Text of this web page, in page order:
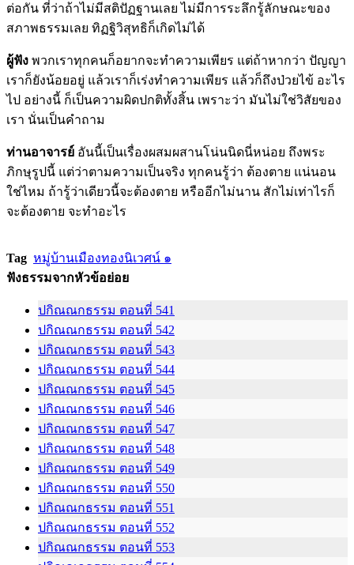
ต่อกัน ที่ว่าถ้าไม่มีสติปัฏฐานเลย ไม่มีการระลึกรู้ลักษณะของ
สภาพธรรมเลย ทิฏฐิวิสุทธิก็เกิดไม่ได้
ผู้ฟัง พวกเราทุกคนก็อยากจะทำความเพียร แต่ถ้าหากว่า ปัญญา
เราก็ยังน้อยอยู่ แล้วเราก็เร่งทำความเพียร แล้วก็ถึงป่วยไข้ อะไร
ไป อย่างนี้ ก็เป็นความผิดปกติทั้งสิ้น เพราะว่า มันไม่ใช่วิสัยของ
เรา นั่นเป็นคำถาม
ท่านอาจารย์ อันนี้เป็นเรื่องผสมผสานโน่นนิดนี่หน่อย ถึงพระ
ภิกษุรูปนี้ แต่ว่าตามความเป็นจริง ทุกคนรู้ว่า ต้องตาย แน่นอน
ใช่ไหม ถ้ารู้ว่าเดียวนี้จะต้องตาย หรืออีกไม่นาน สักไม่เท่าไรก็
จะต้องตาย จะทำอะไร
Tag หมู่บ้านเมืองทองนิเวศน์ ๑
ฟังธรรมจากหัวข้อย่อย
ปกิณณกธรรม ตอนที่ 541
ปกิณณกธรรม ตอนที่ 542
ปกิณณกธรรม ตอนที่ 543
ปกิณณกธรรม ตอนที่ 544
ปกิณณกธรรม ตอนที่ 545
ปกิณณกธรรม ตอนที่ 546
ปกิณณกธรรม ตอนที่ 547
ปกิณณกธรรม ตอนที่ 548
ปกิณณกธรรม ตอนที่ 549
ปกิณณกธรรม ตอนที่ 550
ปกิณณกธรรม ตอนที่ 551
ปกิณณกธรรม ตอนที่ 552
ปกิณณกธรรม ตอนที่ 553